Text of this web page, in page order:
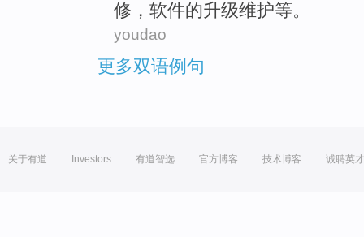
修 ， 软件的升级维护等。
youdao
更多双语例句
关于有道 Investors 有道智选 官方博客 技术博客 诚聘英才